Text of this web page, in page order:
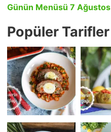
Günün Menüsü 7 Ağustos
Popüler Tarifler